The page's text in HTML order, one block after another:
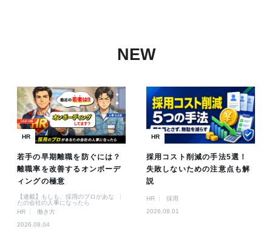
NEW
HR
若手の早期離職を防ぐには？
離職率を改善するオンボーデ
ィングの極意
【連載】もしも、採用のプロがあな
たの会社の人事になったら
HR
働き方
2026.08.04
HR
採用コスト削減の手法5選！
失敗しないための注意点も解
説
HR
採用
2026.08.01